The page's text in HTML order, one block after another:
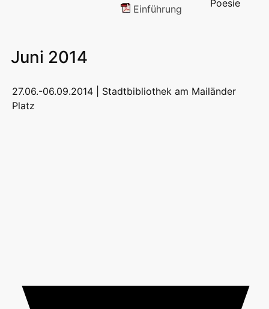
Einführung
Juni 2014
27.06.-06.09.2014 | Stadtbibliothek am Mailänder
Platz